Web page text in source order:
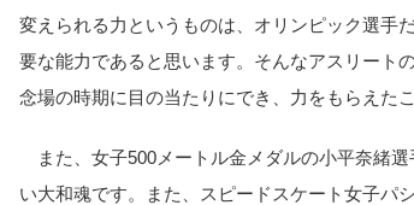
変えられる力というものは、オリンピック選手
要な能力であると思います。そんなアスリート
念場の時期に目の当たりにでき、力をもらえた
また、女子500メートル金メダルの小平奈緒
い大和魂です。また、スピードスケート女子パ